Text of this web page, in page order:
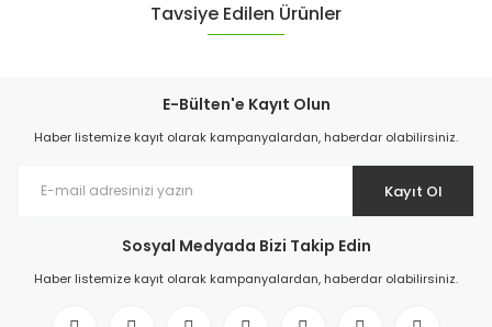
Tavsiye Edilen Ürünler
E-Bülten'e Kayıt Olun
Haber listemize kayıt olarak kampanyalardan, haberdar olabilirsiniz.
Kayıt Ol
Sosyal Medyada Bizi Takip Edin
Haber listemize kayıt olarak kampanyalardan, haberdar olabilirsiniz.